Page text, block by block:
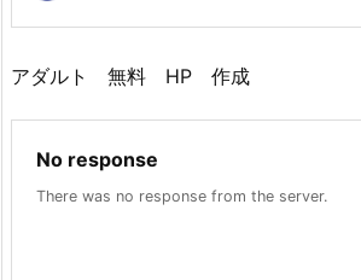
アダルト 無料 HP 作成
No response
There was no response from the server.